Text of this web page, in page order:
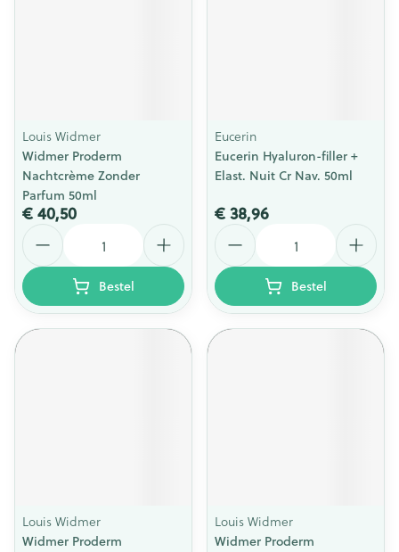
Louis Widmer
Widmer Proderm
Nachtcrème Zonder
Parfum 50ml
€ 40,50
Bestel
Eucerin
Eucerin Hyaluron-filler +
Elast. Nuit Cr Nav. 50ml
€ 38,96
Aantal
Bestel
Louis Widmer
Widmer Proderm
Louis Widmer
Widmer Proderm